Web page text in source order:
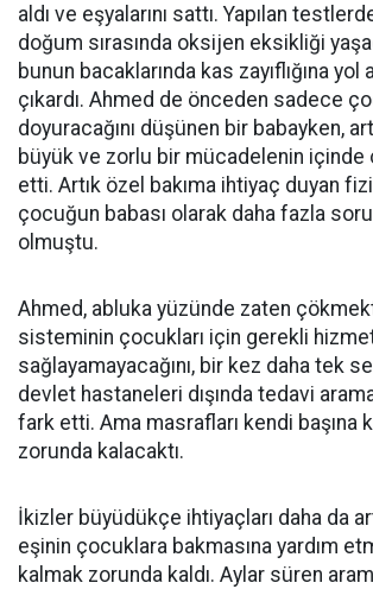
aldı ve eşyalarını sattı. Yapılan
doğum sırasında oksijen eksikliği
bunun bacaklarında kas zayıflığına yol
çıkardı. Ahmed de önceden sadece
doyuracağını düşünen bir babayken,
büyük ve zorlu bir mücadelenin
etti. Artık özel bakıma ihtiyaç duyan
çocuğun babası olarak daha fazla
olmuştu.
Ahmed, abluka yüzünde zaten
sisteminin çocukları için gerekli
sağlayamayacağını, bir kez daha tek
devlet hastaneleri dışında tedavi
fark etti. Ama masrafları kendi başına
zorunda kalacaktı.
İkizler büyüdükçe ihtiyaçları daha da
eşinin çocuklara bakmasına yardım
kalmak zorunda kaldı. Aylar süren